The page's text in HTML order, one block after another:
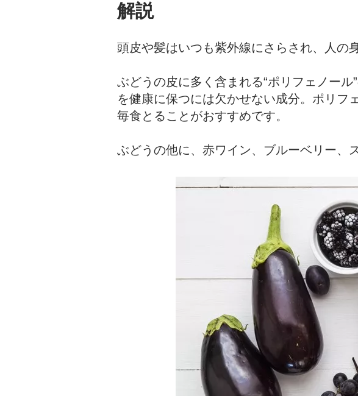
解説
頭皮や髪はいつも紫外線にさらされ、人の
ぶどうの皮に多く含まれる“ポリフェノー
を健康に保つには欠かせない成分。ポリフ
毎食とることがおすすめです。
ぶどうの他に、赤ワイン、ブルーベリー、